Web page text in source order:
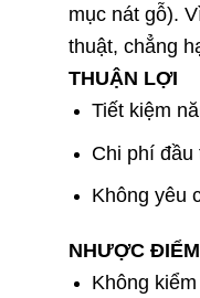
mục nát gỗ).
thuật, chẳng
THUẬN LỢI
Tiết kiệm
Chi phí đầu
Không yêu
NHƯỢC ĐIỂM
Không